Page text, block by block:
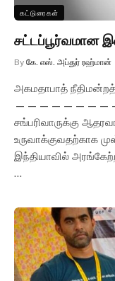
கட்டுரைகள்
சட்டப்பூர்வமான
By கே. எஸ். அப்துர் ரஹ்மான்
அகமதாபாத்
சங்பரிவாருக்கு
உருவாக்குவதற்காக
இந்தியாவில்
…